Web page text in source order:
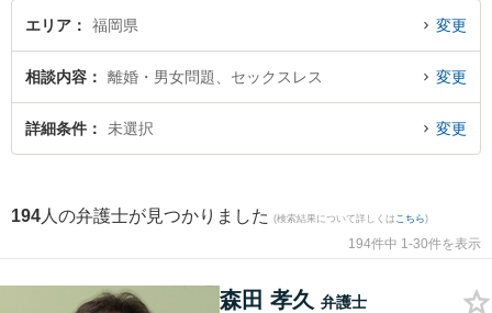
権等の細かな分野での絞り込み検索もでき便利です。特に森田法律事務所の森
ル情報や弁護士費用、強みなどが注目されています。『福岡県で土日や夜間に
発生したセックスレスによる離婚問題のトラブルを今すぐに弁護士に相談した
い』『セックスレスによる離婚問題のトラブル解決の実績豊富な近くの弁護士
エリア 福岡県 変更
相談内容 離婚・男女問題、セックスレス 変更
詳細条件 未選択 変更
194 人の弁護士が見つかりました (検索結果について詳しくは こちら)
194件中 1-30件を表示
森田 孝久 弁護士